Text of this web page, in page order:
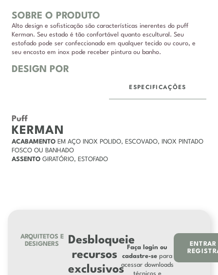
SOBRE O PRODUTO
Alto design e sofisticação são características inerentes do puff
Kerman. Seu estado é tão confortável quanto escultural. Seu
estofado pode ser confeccionado em qualquer tecido ou couro, e
seu encosto em inox pode receber pintura ou banho.
DESIGN POR
ESPECIFICAÇÕES
Puff
KERMAN
ACABAMENTO EM AÇO INOX POLIDO, ESCOVADO, INOX PINTADO
FOSCO OU BANHADO
ASSENTO GIRATÓRIO, ESTOFADO
ARQUITETOS E
DESIGNERS
Desbloqueie
recursos
exclusivos
Faça login ou
cadastre-se para
acessar downloads